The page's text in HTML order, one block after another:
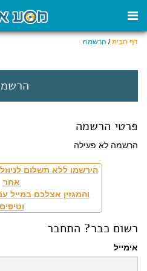
דף הבית/ הרשמה
פרטי הרשמה
הרשמה לא פעילה
הירשמו ללא תשלום
אחר
והמגזין אצלכם במייל
וטיפים
רשום כבר? התחבר
אימייל